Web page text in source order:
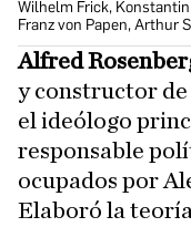
Wilhelm Frick,
Franz von Papen, Arthur
Alfred
y constructor
el ideólogo
responsable
ocupados por
Elaboró la